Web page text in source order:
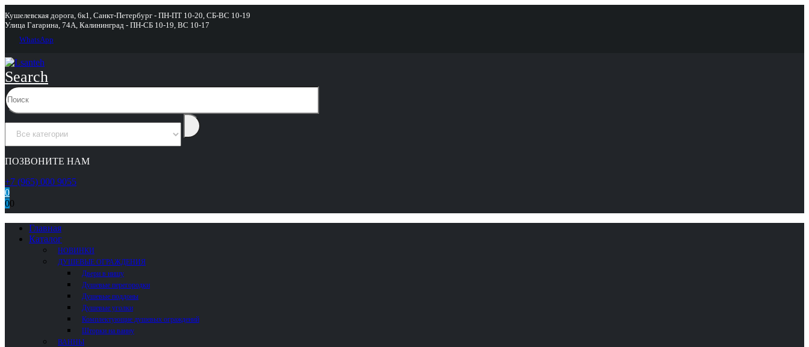
Кушелевская дорога, 6к1, Санкт-Петербург - ПН-ПТ 10-20, СБ-ВС 10-19
Улица Гагарина, 74А, Калининград - ПН-СБ 10-19, ВС 10-17
WhatsApp
Search
ПОЗВОНИТЕ НАМ
+7 (965) 000 9055
0
00
Главная
Каталог
НОВИНКИ
ДУШЕВЫЕ ОГРАЖДЕНИЯ
Двери в нишу
Душевые перегородки
Душевые поддоны
Душевые уголки
Комплектующие душевых ограждений
Шторки на ванну
ВАННЫ